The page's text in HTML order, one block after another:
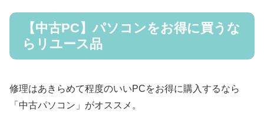
【中古PC】パソコンをお得に買うな
らリユース品
修理はあきらめて程度のいいPCをお得に購入するなら
「中古パソコン」がオススメ。